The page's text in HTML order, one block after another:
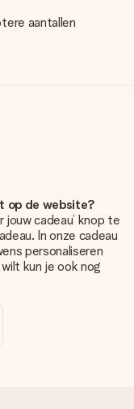
aantallen
op de website?
jouw cadeau’ knop te
In onze cadeau
personaliseren
kun je ook nog
is inclusief de